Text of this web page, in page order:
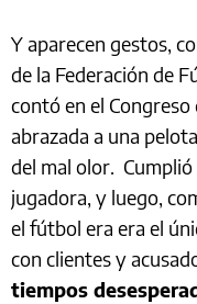
Y aparecen gestos,
de la Federación de
contó en el
abrazada a una
del mal olor.
jugadora, y luego,
el fútbol era era el
con clientes y
tiempos